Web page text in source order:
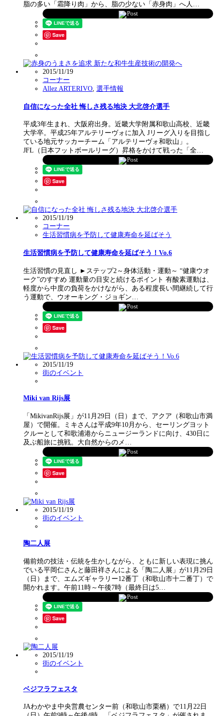
脂の多い「霜降り肉」から、脂の少ない「赤身肉」へ人…
Post
Save
2015/11/19
コーナー
Allez ARTERIVO, 選手情報
自信になった全社 悔しさ残る地決 大北啓介選手
平成3年生まれ、大阪府出身。近畿大学附属和歌山高校、近畿
大学卒。平成25年アルテリーヴォに加入 Jリーグ入りを目指し
ている地元サッカーチーム「アルテリーヴォ和歌山」。
JFL（日本フットボールリーグ）昇格をかけて戦った「全…
Post
Save
2015/11/19
コーナー
生活習慣病を予防して健康寿命を延ばそう
生活習慣病を予防して健康寿命を延ばそう！Vo.6
生活習慣の見直し ►ステップ2～身体活動・運動～ “健康ウオ
ーク”のすすめ 運動量の目安と続けるポイント 有酸素運動は、
軽度から中度の負荷をかけながら、ある程度長い間継続して行
う運動で、ウオーキング・ジョギン…
Post
Save
2015/11/19
街のイベント
Miki van Rijs展
「MikivanRijs展」が11月29日（日）まで、アクア（和歌山市満
屋）で開催。ミキさんは平成9年10月から、セーリングヨット
クルーとして和歌浦港からニュージーランドに向け、430日に
及ぶ船旅に挑戦。大自然からのメ…
Post
Save
2015/11/19
街のイベント
陶二人展
備前焼の技法・伝統を生かしながら、ともに新しい表現に挑ん
でいる平岡仁さんと藤田祥さんによる「陶二人展」が11月29日
（日）まで、エムズギャラリー12番丁（和歌山市十二番丁）で
開かれます。午前11時～午後7時（最終日は5…
Post
Save
2015/11/19
街のイベント
ベジフラフェスタ
JAわかやま中央営農センター前（和歌山市栗栖）で11月22日